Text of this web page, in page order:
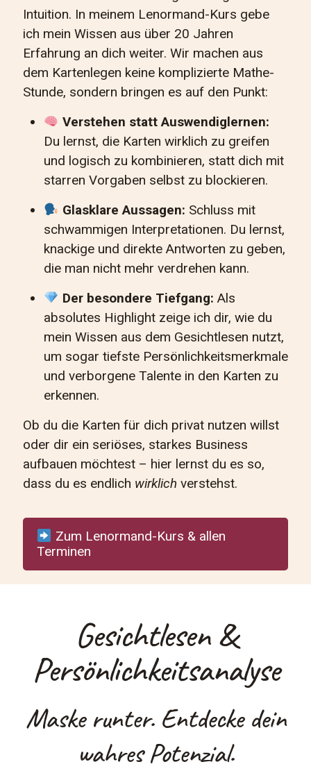
Intuition. In meinem Lenormand-Kurs gebe
ich mein Wissen aus über 20 Jahren
Erfahrung an dich weiter. Wir machen aus
dem Kartenlegen keine komplizierte Mathe-
Stunde, sondern bringen es auf den Punkt:
Verstehen statt Auswendiglernen:
Du lernst, die Karten wirklich zu greifen
und logisch zu kombinieren, statt dich mit
starren Vorgaben selbst zu blockieren.
Glasklare Aussagen: Schluss mit
schwammigen Interpretationen. Du lernst,
knackige und direkte Antworten zu geben,
die man nicht mehr verdrehen kann.
Der besondere Tiefgang: Als
absolutes Highlight zeige ich dir, wie du
mein Wissen aus dem Gesichtlesen nutzt,
um sogar tiefste Persönlichkeitsmerkmale
und verborgene Talente in den Karten zu
erkennen.
Ob du die Karten für dich privat nutzen willst
oder dir ein seriöses, starkes Business
aufbauen möchtest – hier lernst du es so,
dass du es endlich wirklich verstehst.
Zum Lenormand-Kurs & allen
Terminen
Gesichtlesen &
Persönlichkeitsanalyse
Maske runter. Entdecke dein
wahres Potenzial.